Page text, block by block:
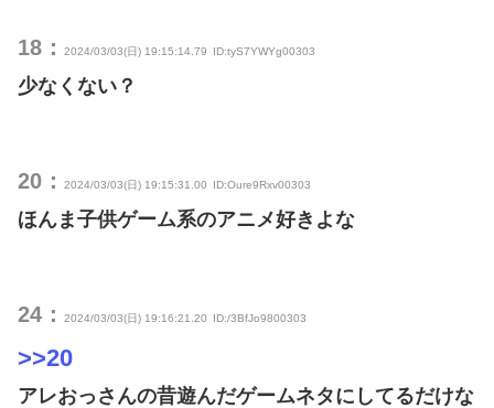
18： 2024/03/03(日) 19:15:14.79 ID:tyS7YWYg00303
少なくない？
20： 2024/03/03(日) 19:15:31.00 ID:Oure9Rxv00303
ほんま子供ゲーム系のアニメ好きよな
24： 2024/03/03(日) 19:16:21.20 ID:/3BfJo9800303
>>20
アレおっさんの昔遊んだゲームネタにしてるだけな